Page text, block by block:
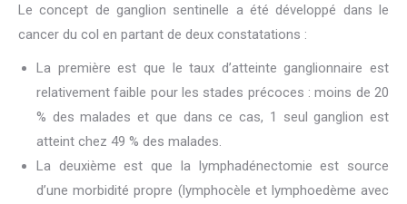
Le concept de ganglion sentinelle a été développé dans le
cancer du col en partant de deux constatations :
La première est que le taux d’atteinte ganglionnaire est
relativement faible pour les stades précoces : moins de 20
% des malades et que dans ce cas, 1 seul ganglion est
atteint chez 49 % des malades.
La deuxième est que la lymphadénectomie est source
d’une morbidité propre (lymphocèle et lymphoedème avec